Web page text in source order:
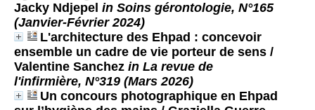
Jacky Ndjepel in Soins gérontologie, N°165
(Janvier-Février 2024)
L'architecture des Ehpad : concevoir
ensemble un cadre de vie porteur de sens /
Valentine Sanchez in La revue de
l'infirmière, N°319 (Mars 2026)
Un concours photographique en Ehpad